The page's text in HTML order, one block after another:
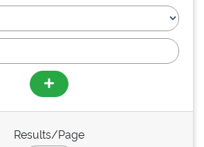
Results/Page